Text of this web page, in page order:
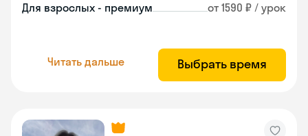
Для взрослых - премиум от 1590 ₽ / урок
Читать дальше Выбрать время